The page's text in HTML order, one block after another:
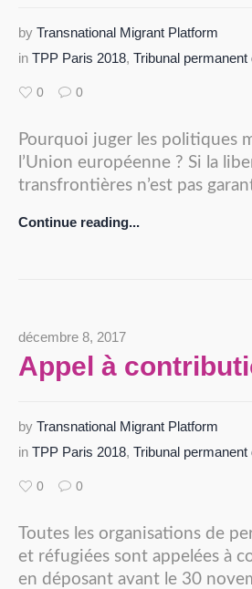
by Transnational Migrant Platform
in TPP Paris 2018, Tribunal permanent
0 0
Pourquoi juger les politiques
l’Union européenne ? Si la
transfrontières n’est pas
Continue reading...
décembre 8, 2017
Appel à
by Transnational Migrant Platform
in TPP Paris 2018, Tribunal permanent
0 0
Toutes les organisations de
et réfugiées sont appelées à
en déposant avant le 30